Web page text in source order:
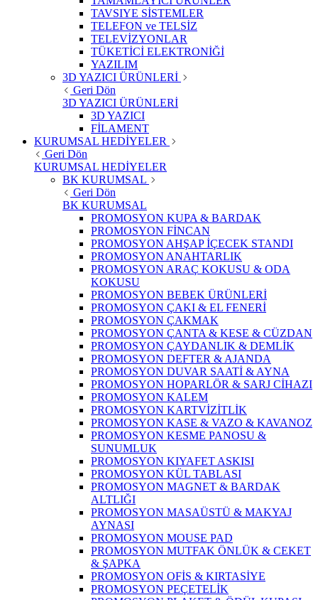
TAVSIYE SİSTEMLER
TELEFON ve TELSİZ
TELEVİZYONLAR
TÜKETİCİ ELEKTRONİĞİ
YAZILIM
3D YAZICI ÜRÜNLERİ
Geri Dön
3D YAZICI ÜRÜNLERİ
3D YAZICI
FİLAMENT
KURUMSAL HEDİYELER
Geri Dön
KURUMSAL HEDİYELER
BK KURUMSAL
Geri Dön
BK KURUMSAL
PROMOSYON KUPA & BARDAK
PROMOSYON FİNCAN
PROMOSYON AHŞAP İÇECEK STANDI
PROMOSYON ANAHTARLIK
PROMOSYON ARAÇ KOKUSU & ODA
KOKUSU
PROMOSYON BEBEK ÜRÜNLERİ
PROMOSYON ÇAKI & EL FENERİ
PROMOSYON ÇAKMAK
PROMOSYON ÇANTA & KESE & CÜZDAN
PROMOSYON ÇAYDANLIK & DEMLİK
PROMOSYON DEFTER & AJANDA
PROMOSYON DUVAR SAATİ & AYNA
PROMOSYON HOPARLÖR & SARJ CİHAZI
PROMOSYON KALEM
PROMOSYON KARTVİZİTLİK
PROMOSYON KASE & VAZO & KAVANOZ
PROMOSYON KESME PANOSU &
SUNUMLUK
PROMOSYON KIYAFET ASKISI
PROMOSYON KÜL TABLASI
PROMOSYON MAGNET & BARDAK
ALTLIĞI
PROMOSYON MASAÜSTÜ & MAKYAJ
AYNASI
PROMOSYON MOUSE PAD
PROMOSYON MUTFAK ÖNLÜK & CEKET
& ŞAPKA
PROMOSYON OFİS & KIRTASİYE
PROMOSYON PEÇETELİK